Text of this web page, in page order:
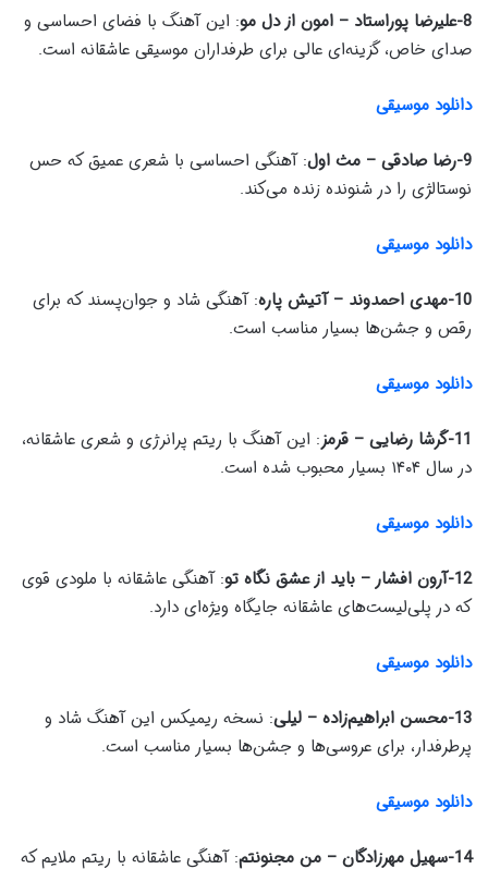
8-علیرضا پوراستاد – امون از دل مو
: این آهنگ با فضای احساسی و
صدای خاص، گزینه‌ای عالی برای طرفداران موسیقی عاشقانه است.
دانلود موسیقی
9-رضا صادقی – مث اول
: آهنگی احساسی با شعری عمیق که حس
نوستالژی را در شنونده زنده می‌کند.
دانلود موسیقی
10-مهدی احمدوند – آتیش پاره
: آهنگی شاد و جوان‌پسند که برای
رقص و جشن‌ها بسیار مناسب است.
دانلود موسیقی
11-گرشا رضایی – قرمز
: این آهنگ با ریتم پرانرژی و شعری عاشقانه،
در سال ۱۴۰۴ بسیار محبوب شده است.
دانلود موسیقی
12-آرون افشار – باید از عشق نگاه تو
: آهنگی عاشقانه با ملودی قوی
که در پلی‌لیست‌های عاشقانه جایگاه ویژه‌ای دارد.
دانلود موسیقی
13-محسن ابراهیم‌زاده – لیلی
: نسخه ریمیکس این آهنگ شاد و
پرطرفدار، برای عروسی‌ها و جشن‌ها بسیار مناسب است.
دانلود موسیقی
14-سهیل مهرزادگان – من مجنونتم
: آهنگی عاشقانه با ریتم ملایم که